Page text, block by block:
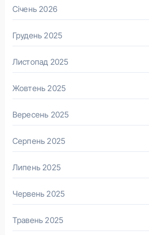
Січень 2026
Грудень 2025
Листопад 2025
Жовтень 2025
Вересень 2025
Серпень 2025
Липень 2025
Червень 2025
Травень 2025